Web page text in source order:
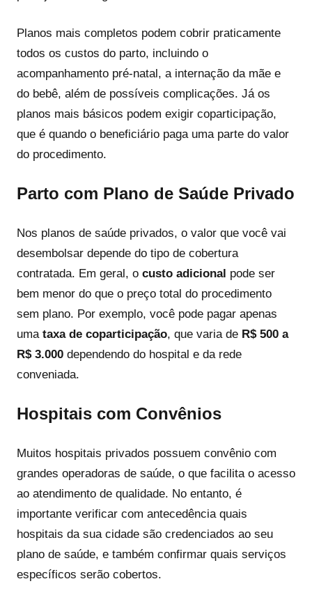
Planos mais completos podem cobrir praticamente
todos os custos do parto, incluindo o
acompanhamento pré-natal, a internação da mãe e
do bebê, além de possíveis complicações. Já os
planos mais básicos podem exigir coparticipação,
que é quando o beneficiário paga uma parte do valor
do procedimento.
Parto com Plano de Saúde Privado
Nos planos de saúde privados, o valor que você vai
desembolsar depende do tipo de cobertura
contratada. Em geral, o custo adicional pode ser
bem menor do que o preço total do procedimento
sem plano. Por exemplo, você pode pagar apenas
uma taxa de coparticipação, que varia de R$ 500 a
R$ 3.000 dependendo do hospital e da rede
conveniada.
Hospitais com Convênios
Muitos hospitais privados possuem convênio com
grandes operadoras de saúde, o que facilita o acesso
ao atendimento de qualidade. No entanto, é
importante verificar com antecedência quais
hospitais da sua cidade são credenciados ao seu
plano de saúde, e também confirmar quais serviços
específicos serão cobertos.